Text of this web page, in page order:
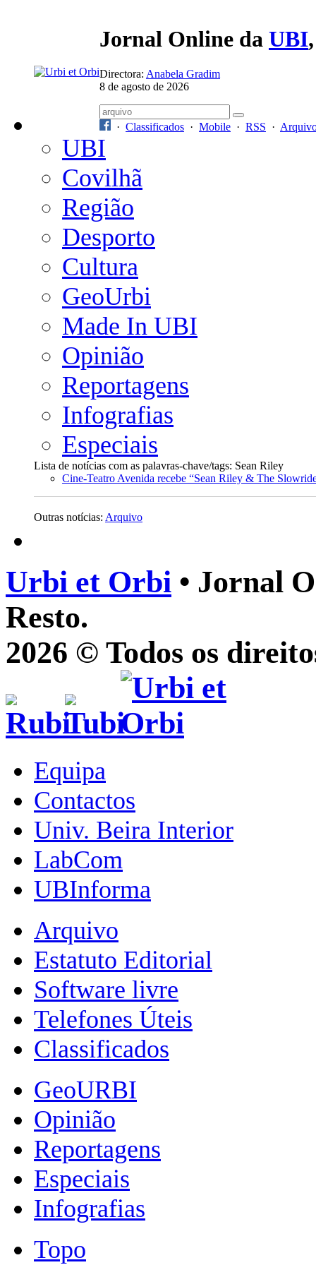
Jornal Online da UBI
Directora: Anabela Gradim
8 de agosto de 2026
· Classificados · Mobile · RSS ·
UBI
Covilhã
Região
Desporto
Cultura
GeoUrbi
Made In UBI
Opinião
Reportagens
Infografias
Especiais
Lista de notícias com as palavras-chave/tags: Sean Riley
Cine-Teatro Avenida recebe “Sean Riley & The
Outras notícias: Arquivo
Urbi et Orbi • Jornal
Resto.
2026 © Todos os
Equipa
Contactos
Univ. Beira Interior
LabCom
UBInforma
Arquivo
Estatuto Editorial
Software livre
Telefones Úteis
Classificados
GeoURBI
Opinião
Reportagens
Especiais
Infografias
Topo